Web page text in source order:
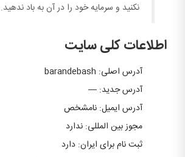
نکنید و سرمایه خود را در آن به باد ندهید.
اطلاعات کلی سایت
آدرس اصلی: barandebash
آدرس جدید: —
آدرس ایمیل: نامشخص
مجوز بین المللی: ندارد
ثبت نام برای ایران: دارد